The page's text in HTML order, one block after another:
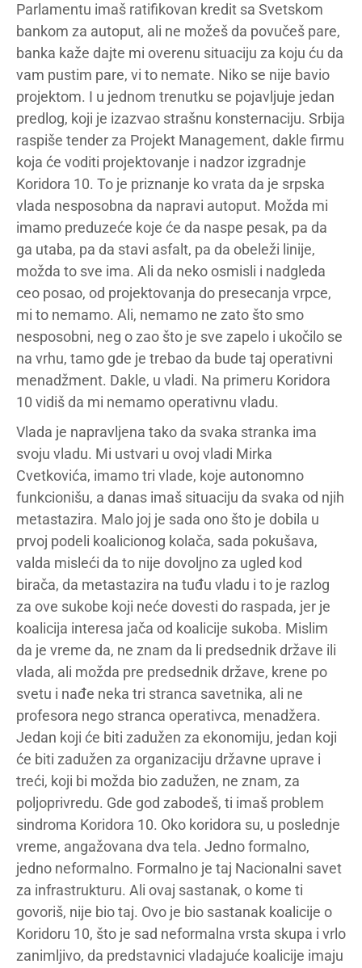
Parlamentu imaš ratifikovan kredit sa Svetskom
bankom za autoput, ali ne možeš da povučeš pare,
banka kaže dajte mi overenu situaciju za koju ću da
vam pustim pare, vi to nemate. Niko se nije bavio
projektom. I u jednom trenutku se pojavljuje jedan
predlog, koji je izazvao strašnu konsternaciju. Srbija
raspiše tender za Projekt Management, dakle firmu
koja će voditi projektovanje i nadzor izgradnje
Koridora 10. To je priznanje ko vrata da je srpska
vlada nesposobna da napravi autoput. Možda mi
imamo preduzeće koje će da naspe pesak, pa da
ga utaba, pa da stavi asfalt, pa da obeleži linije,
možda to sve ima. Ali da neko osmisli i nadgleda
ceo posao, od projektovanja do presecanja vrpce,
mi to nemamo. Ali, nemamo ne zato što smo
nesposobni, neg o zao što je sve zapelo i ukočilo se
na vrhu, tamo gde je trebao da bude taj operativni
menadžment. Dakle, u vladi. Na primeru Koridora
10 vidiš da mi nemamo operativnu vladu.
Vlada je napravljena tako da svaka stranka ima
svoju vladu. Mi ustvari u ovoj vladi Mirka
Cvetkovića, imamo tri vlade, koje autonomno
funkcionišu, a danas imaš situaciju da svaka od njih
metastazira. Malo joj je sada ono što je dobila u
prvoj podeli koalicionog kolača, sada pokušava,
valda misleći da to nije dovoljno za ugled kod
birača, da metastazira na tuđu vladu i to je razlog
za ove sukobe koji neće dovesti do raspada, jer je
koalicija interesa jača od koalicije sukoba. Mislim
da je vreme da, ne znam da li predsednik države ili
vlada, ali možda pre predsednik države, krene po
svetu i nađe neka tri stranca savetnika, ali ne
profesora nego stranca operativca, menadžera.
Jedan koji će biti zadužen za ekonomiju, jedan koji
će biti zadužen za organizaciju državne uprave i
treći, koji bi možda bio zadužen, ne znam, za
poljoprivredu. Gde god zabodeš, ti imaš problem
sindroma Koridora 10. Oko koridora su, u poslednje
vreme, angažovana dva tela. Jedno formalno,
jedno neformalno. Formalno je taj Nacionalni savet
za infrastrukturu. Ali ovaj sastanak, o kome ti
govoriš, nije bio taj. Ovo je bio sastanak koalicije o
Koridoru 10, što je sad neformalna vrsta skupa i vrlo
zanimljivo, da predstavnici vladajuće koalicije imaju